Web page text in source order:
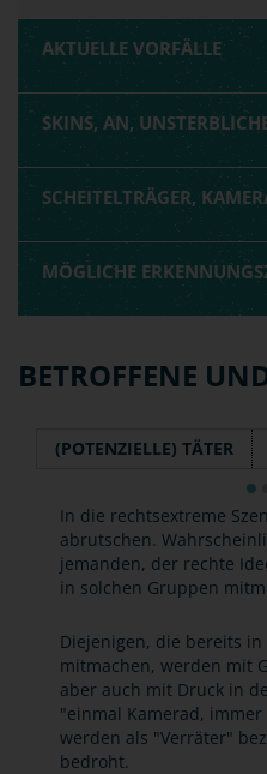
AKTUELLE VORFÄLLE
SKINS, AN,
SCHEITELTRÄGER,
MÖGLICHE
BETROFFENE
(POTENZIELLE) TÄTER
In die rechtsextreme
abrutschen.
jemanden, der rechte
in solchen Gruppen
Diejenigen, die bereits
mitmachen, werden mit
aber auch mit Druck in
"einmal Kamerad,
werden als "Verräter"
bedroht.